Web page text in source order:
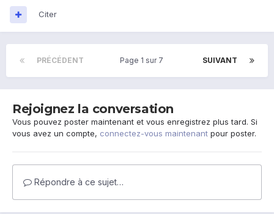
Citer
PRÉCÉDENT SUIVANT
Page 1 sur 7
Rejoignez la conversation
Vous pouvez poster maintenant et vous enregistrez plus tard. Si
vous avez un compte, connectez-vous maintenant pour poster.
Répondre à ce sujet…